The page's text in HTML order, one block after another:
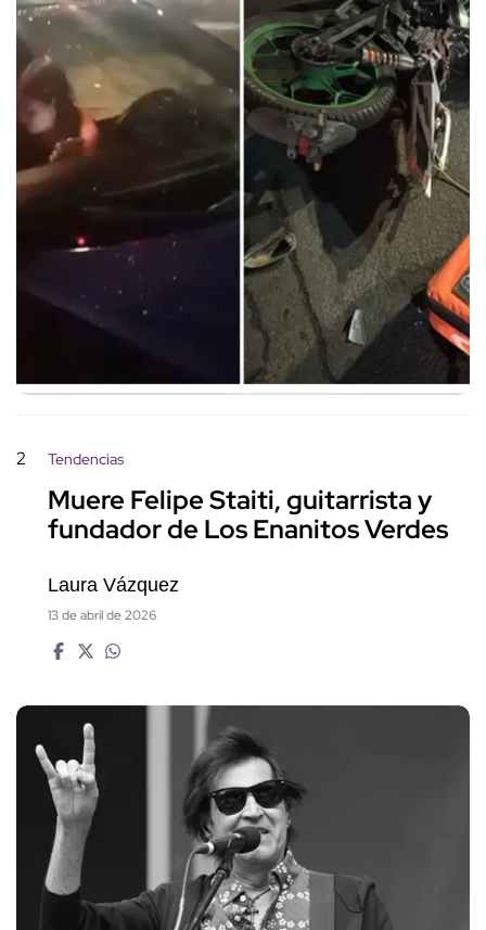
2 Tendencias
Muere Felipe Staiti, guitarrista y
fundador de Los Enanitos Verdes
Laura Vázquez
13 de abril de 2026